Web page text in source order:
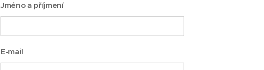
Jméno a příjmení
E-mail